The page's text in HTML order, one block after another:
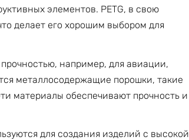
элементов. PETG, в свою
делает его хорошим выбором для
например, для авиации,
металлосодержащие порошки, такие
материалы обеспечивают прочность и
для создания изделий с высокой